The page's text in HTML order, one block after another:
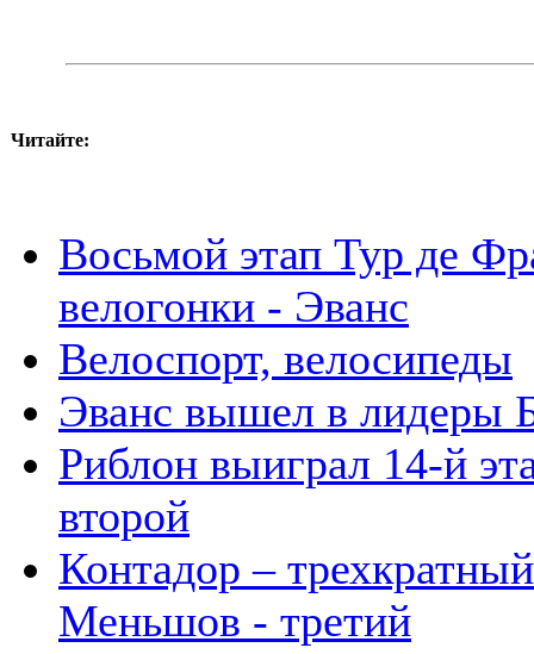
Читайте:
Восьмой этап Тур де
велогонки - Эванс
Велоспорт, велосипеды
Эванс вышел в лидеры
Риблон выиграл 14-й
второй
Контадор –
Меньшов - третий